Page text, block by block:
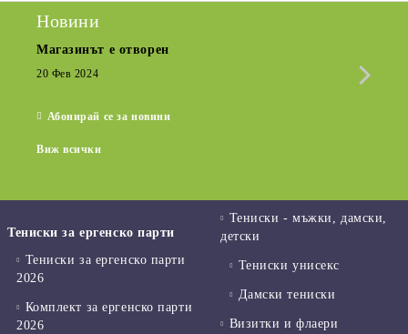
Новини
Магазинът е отворен
20 Фев 2024
Абонирай се за новини
Виж всички
Тениски за ергенско парти
Тениски за ергенско парти
2026
Комплект за ергенско парти
2026
Тениски - мъжки, дамски,
детски
Тениски унисекс
Дамски тениски
Визитки и флаери